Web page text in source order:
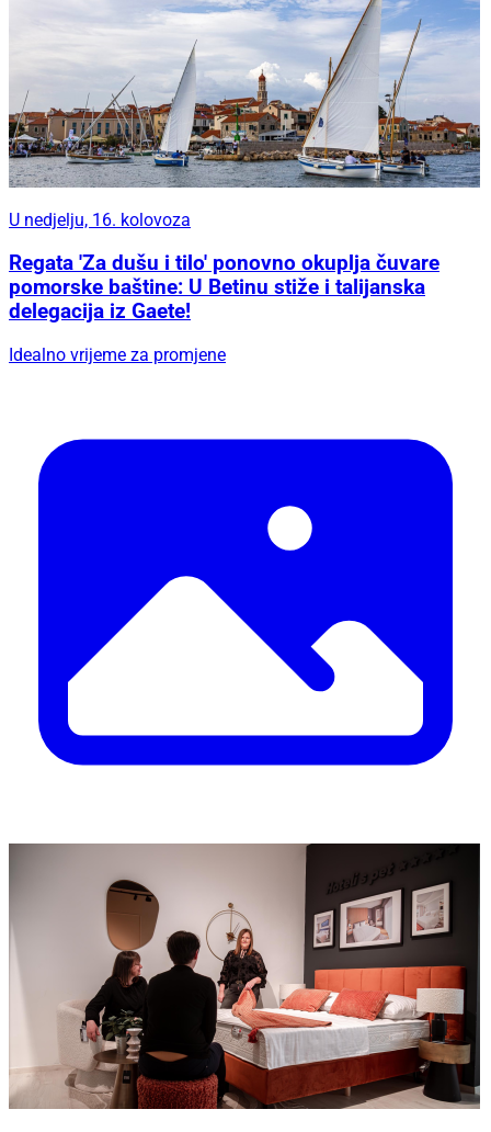
U nedjelju, 16. kolovoza
Regata 'Za dušu i tilo' ponovno okuplja čuvare
pomorske baštine: U Betinu stiže i talijanska
delegacija iz Gaete!
Idealno vrijeme za promjene